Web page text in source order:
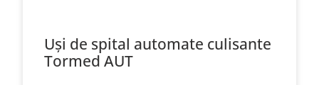
Uși de spital automate culisante
Tormed AUT